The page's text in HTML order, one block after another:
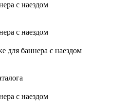
с наездом
с наездом
для баннера с наездом
с наездом